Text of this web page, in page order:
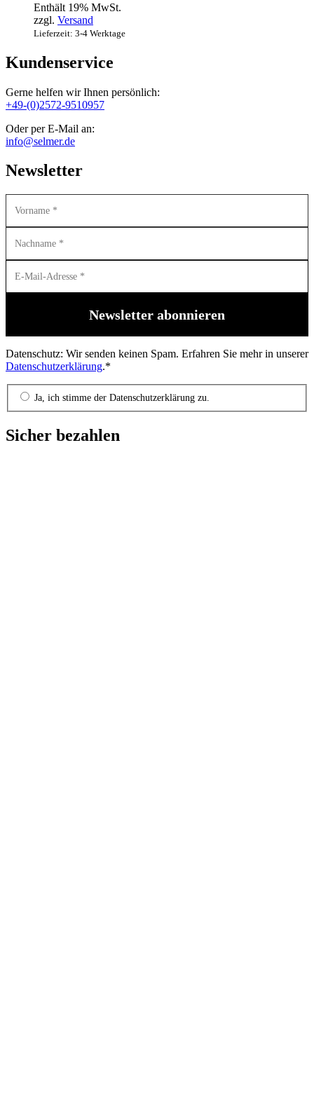
Enthält 19% MwSt.
zzgl. Versand
Lieferzeit: 3-4 Werktage
Kundenservice
Gerne helfen wir Ihnen persönlich:
+49-(0)2572-9510957
Oder per E-Mail an:
info@selmer.de
Newsletter
Datenschutz: Wir senden keinen Spam. Erfahren Sie mehr in unserer
Datenschutzerklärung.*
Ja, ich stimme der Datenschutzerklärung zu.
Sicher bezahlen